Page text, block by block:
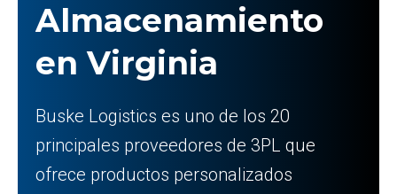
Almacenamiento
en Virginia
Buske Logistics es uno de los 20
principales proveedores de 3PL que
ofrece productos personalizados